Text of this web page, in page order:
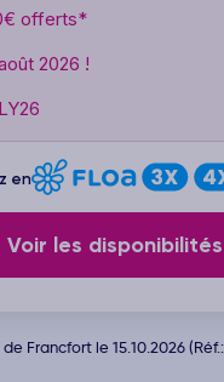
offerts*
2026 !
en
Voir les disponibilités
Francfort le 15.10.2026